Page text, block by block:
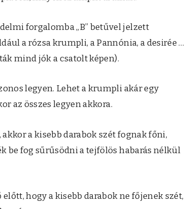
forgalomba „B” betűvel jelzett
a rózsa krumpli, a Pannónia, a desirée …
mind jók a csatolt képen).
legyen. Lehet a krumpli akár egy
az összes legyen akkora.
a kisebb darabok szét fognak főni,
be fog sűrűsödni a tejfölös habarás nélkül
hogy a kisebb darabok ne főjenek szét,